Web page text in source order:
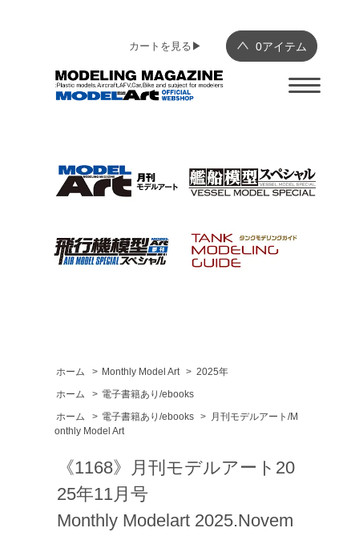
0アイテム
カートを見る▶︎
ホーム > Monthly Model Art > 2025年
ホーム
> 電子書籍あり/ebooks
ホーム
> 電子書籍あり/ebooks > 月刊モデルアート/M
onthly Model Art
《1168》月刊モデルアート20
25年11月号
Monthly Modelart 2025.Novem